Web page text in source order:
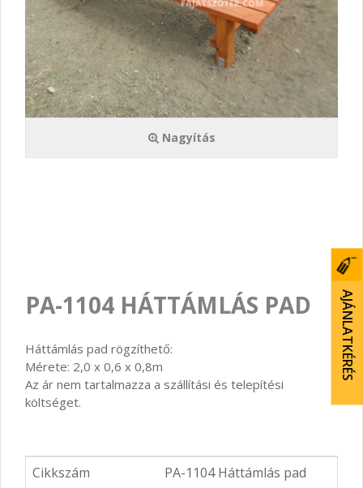
AJÁNLATKÉRÉS
Nagyítás
PA-1104 HÁTTÁMLÁS PAD
Háttámlás pad rögzíthető:
Mérete: 2,0 x 0,6 x 0,8m
Az ár nem tartalmazza a szállítási és telepítési
költséget.
Cikkszám
PA-1104 Háttámlás pad